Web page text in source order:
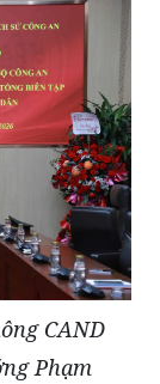
CAND
Phạm